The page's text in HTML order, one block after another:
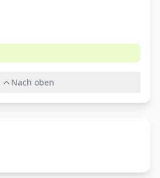
Nach oben